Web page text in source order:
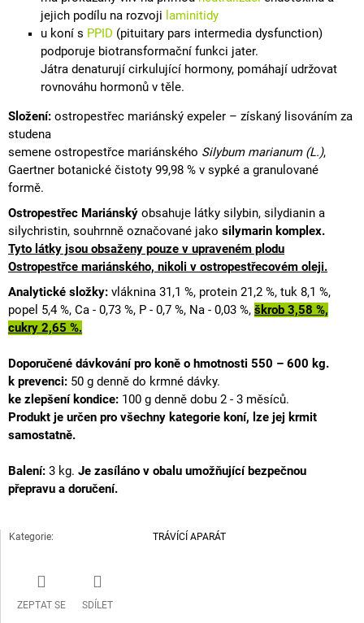
jejich podílu na rozvoji laminitidy
u koní s PPID (pituitary pars intermedia dysfunction)
podporuje biotransformační funkci jater.
Játra denaturují cirkulující hormony, pomáhají udržovat
rovnováhu hormonů v těle.
Složení: ostropestřec mariánský expeler – získaný lisováním za
studena
semene ostropestřce mariánského Silybum marianum (L.),
Gaertner botanické čistoty 99,98 % v sypké a granulované
formě.
Ostropestřec Mariánský obsahuje látky silybin, silydianin a
silychristin, souhrnně označované jako silymarin komplex.
Tyto látky jsou obsaženy pouze v upraveném plodu
Ostropestřce mariánského, nikoli v ostropestřecovém oleji.
Analytické složky: vláknina 31,1 %, protein 21,2 %, tuk 8,1 %,
popel 5,4 %, Ca - 0,73 %, P - 0,7 %, Na - 0,03 %, škrob 3,58 %,
cukry 2,65 %.
Doporučené dávkování pro koně o hmotnosti 550 – 600 kg.
k prevenci: 50 g denně do krmné dávky.
ke zlepšení kondice: 100 g denně dobu 2 - 3 měsíců.
Produkt je určen pro všechny kategorie koní, lze jej krmit
samostatně.
Balení: 3 kg. Je zasíláno v obalu umožňující bezpečnou
přepravu a doručení.
Kategorie: TRÁVÍCÍ APARÁT
ZEPTAT SE SDÍLET